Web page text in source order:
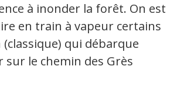
à inonder la forêt. On est
en train à vapeur certains
qui débarque
le chemin des Grès